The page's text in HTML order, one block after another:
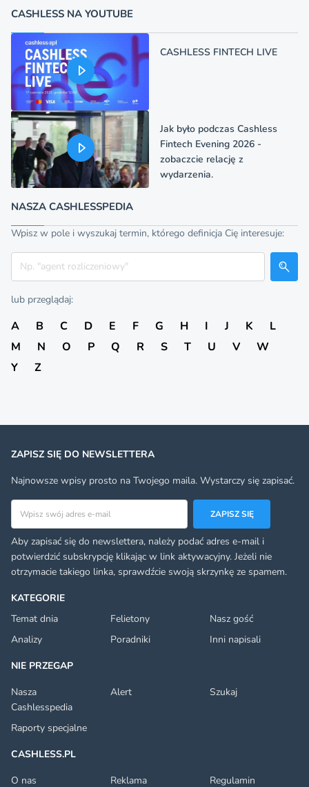
CASHLESS NA YOUTUBE
CASHLESS FINTECH LIVE
Jak było podczas Cashless
Fintech Evening 2026 -
zobaczcie relację z
wydarzenia.
NASZA CASHLESSPEDIA
Wpisz w pole i wyszukaj termin, którego definicja Cię interesuje:
Szukaj
lub przeglądaj:
A B C D E F G H I J K
L
M
N O P Q R S T U V
W
Y
Z
KATEGORIE
Temat dnia
Felietony
Nasz gość
Analizy
Poradniki
Inni napisali
NIE PRZEGAP
Nasza
Cashlesspedia
Alert Szukaj
Raporty specjalne
CASHLESS.PL
O nas
Reklama Regulamin
ZAPISZ SIĘ DO NEWSLETTERA
Najnowsze wpisy prosto na Twojego maila. Wystarczy się zapisać.
ZAPISZ SIĘ
Aby zapisać się do newslettera, należy podać adres e-mail i
potwierdzić subskrypcję klikając w link aktywacyjny. Jeżeli nie
otrzymacie takiego linka, sprawdźcie swoją skrzynkę ze spamem.